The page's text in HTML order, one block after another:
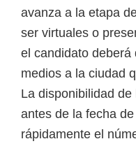
avanza a la etapa
ser virtuales o
el candidato deberá
medios a la ciudad
La disponibilidad
antes de la fecha
rápidamente el